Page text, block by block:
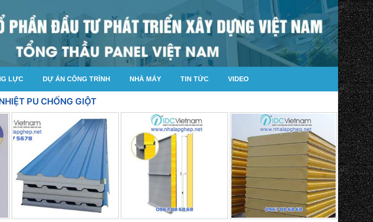
LỰC DỰ ÁN CÔNG TRÌNH NHÀ MÁY TIN TỨC VIDEO
PU CHỐNG GIỘT